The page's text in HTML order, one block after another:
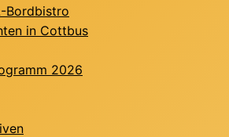
Bordbistro
in Cottbus
2026